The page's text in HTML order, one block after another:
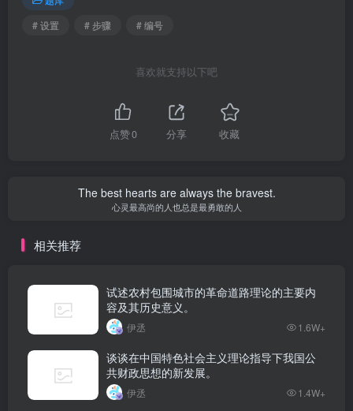
# 设置
# 步骤 # 编号
喜欢就支持以下吧
点赞0 分享 收藏
The best hearts are always the bravest.
心灵最高尚的人也总是最勇敢的人
相关推荐
试述农村包围城市的革命道路理论的主要内
容及其历史意义。
伊丞 1.6W+
谈谈在中国特色社会主义理论指导下我国公
共财政思想的新发展。
伊丞 1.4W+